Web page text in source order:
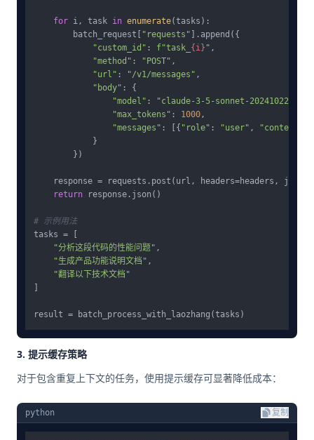
for i, task in enumerate(tasks):
        batch_request[
"requests" ].append({
"custom_id" : f"task_ {i} " ,
"method" : "POST" ,
"url" : "/v1/messages" ,
"body" : {
"model" : "claude-3-5-sonnet-20241022"
"max_tokens" : 1000 ,
"messages" : [{ "role" : "user" , "content"
            }
        })
response = requests.post(url, headers=headers,
return response.json()
# 示例用法
tasks = [
"分析这段代码的性能问题" ,
"生成产品功能说明文档" ,
"翻译以下技术文档"
]
3. 提示缓存策略
对于包含重复上下文的任务，使用提示缓存可显著降低成本：
python 复制